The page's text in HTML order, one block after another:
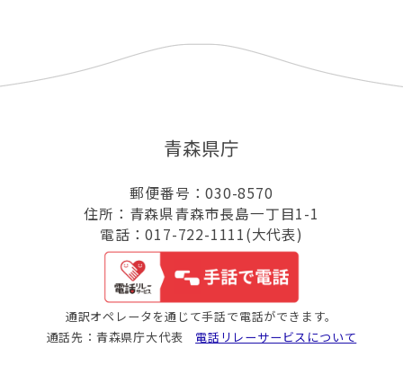
青森県庁
郵便番号：030-8570
住所：青森県青森市長島一丁目1-1
電話：017-722-1111(大代表)
通訳オペレータを通じて手話で電話ができます。
通話先：青森県庁大代表 電話リレーサービスについて